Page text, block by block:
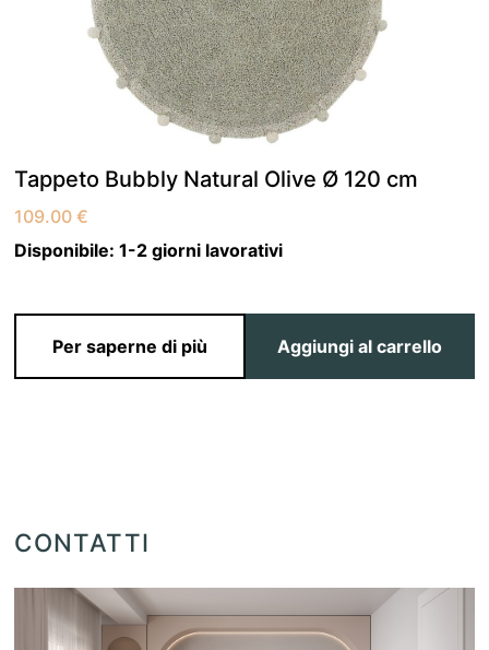
Tappeto Bubbly Natural Olive Ø 120 cm
109.00€
Disponibile:1-2 giorni lavorativi
Per saperne di più Aggiungi al carrello
CONTATTI